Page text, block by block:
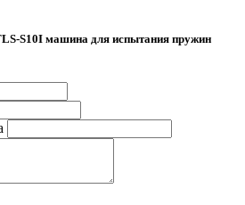
S10I машина для испытания пружин